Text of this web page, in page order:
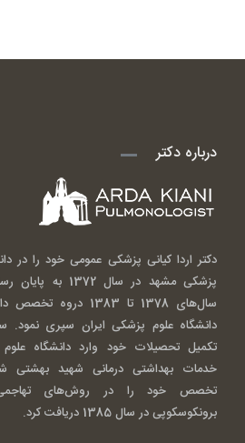
درباره دکتر
دکتر اردا کیانی پزشکی عمومی خود را در
پزشکی مشهد در سال
سال‌های 1378 تا 1383
دانشگاه علوم پزشکی ایران سپری نمود.
تکمیل تحصیلات خود وارد دانشگاه
خدمات بهداشتی درمانی شهید
تخصص خود را در روش‌های
برونکوسکوپی در سال 1385 دریافت کرد.